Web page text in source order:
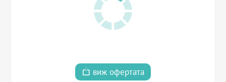
виж офертата